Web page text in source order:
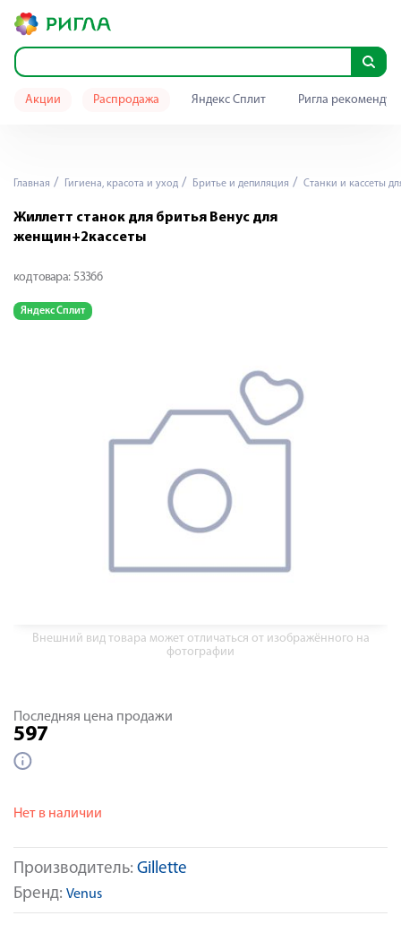
Акции Распродажа Яндекс Сплит Ригла
Главная Гигиена, красота и уход Бритье и депиляция Станки и кассеты
Жиллетт станок для бритья Венус для
женщин+2кассеты
код товара: 53366
Яндекс Сплит
Внешний вид товара может отличаться от изображённого на
фотографии
Производитель: Gillette
Бренд: Venus
Последняя цена продажи
597
Нет в наличии